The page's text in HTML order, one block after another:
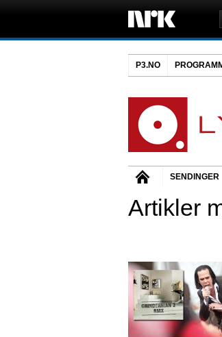
P3.NO
SENDINGER
Artikler